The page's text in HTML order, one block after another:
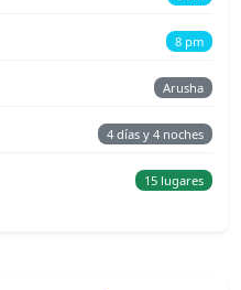
8 pm
Arusha
4 días y 4 noches
15 lugares